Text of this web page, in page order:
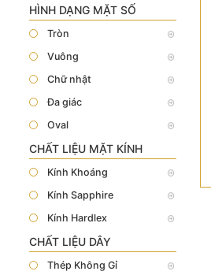
HÌNH DẠNG MẶT SỐ
Tròn
Vuông
Chữ nhật
Đa giác
Oval
CHẤT LIỆU MẶT KÍNH
Kính Khoáng
Kính Sapphire
Kính Hardlex
CHẤT LIỆU DÂY
Thép Không Gỉ